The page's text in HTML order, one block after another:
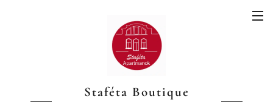
Staféta Boutique